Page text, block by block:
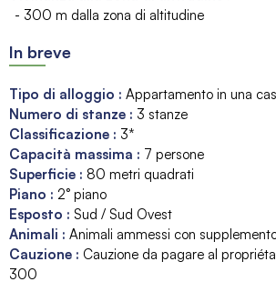
- 300 m dalla zona di altitudine
In breve
Tipo di alloggio : Appartamento in una
Numero di stanze : 3 stanze
Classificazione : 3*
Capacità massima : 7 persone
Superficie : 80 metri quadrati
Piano : 2° piano
Esposto : Sud / Sud Ovest
Animali : Animali ammessi con
Cauzione : Cauzione da pagare al
300